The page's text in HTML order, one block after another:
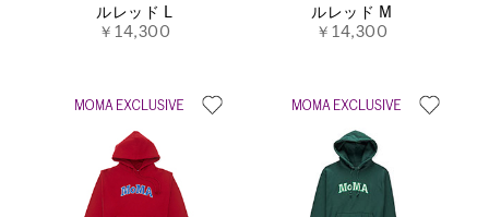
ルレッド L
￥14,300
ルレッド M
￥14,300